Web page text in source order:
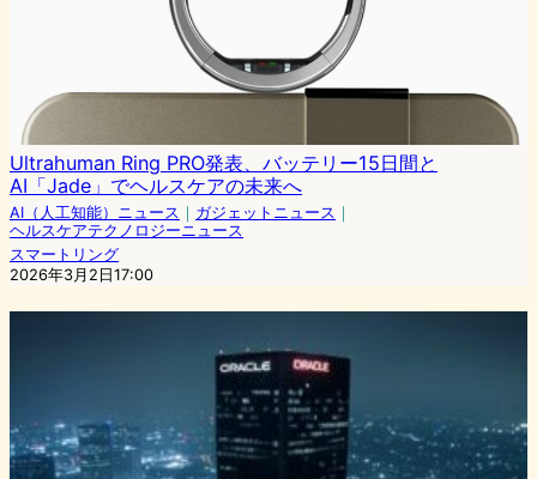
Ultrahuman Ring PRO発表、バッテリー15日間と
AI「Jade」でヘルスケアの未来へ
AI（人工知能）ニュース ｜ ガジェットニュース ｜
ヘルスケアテクノロジーニュース
スマートリング
2026年3月2日17:00